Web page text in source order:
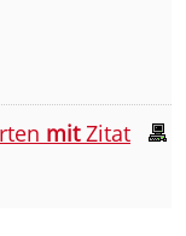
mitZitat